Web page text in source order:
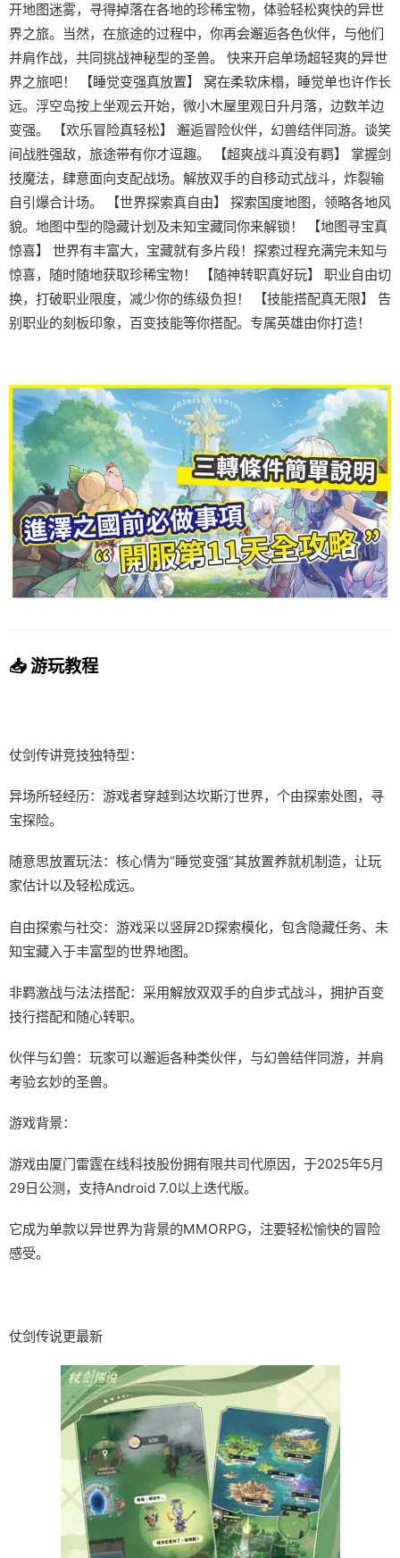
开地图迷雾，寻得掉落在各地的珍稀宝物，体验轻松爽快的异世
界之旅。当然，在旅途的过程中，你再会邂逅各色伙伴，与他们
并肩作战，共同挑战神秘型的圣兽。 快来开启单场超轻爽的异世
界之旅吧！ 【睡觉变强真放置】 窝在柔软床榻，睡觉单也许作长
远。浮空岛按上坐观云开始，微小木屋里观日升月落，边数羊边
变强。 【欢乐冒险真轻松】 邂逅冒险伙伴，幻兽结伴同游。谈笑
间战胜强敌，旅途带有你才逗趣。 【超爽战斗真没有羁】 掌握剑
技魔法，肆意面向支配战场。解放双手的自移动式战斗，炸裂输
自引爆合计场。 【世界探索真自由】 探索国度地图，领略各地风
貌。地图中型的隐藏计划及未知宝藏同你来解锁！ 【地图寻宝真
惊喜】 世界有丰富大，宝藏就有多片段！探索过程充满完未知与
惊喜，随时随地获取珍稀宝物！ 【随神转职真好玩】 职业自由切
换，打破职业限度，减少你的练级负担！ 【技能搭配真无限】 告
别职业的刻板印象，百变技能等你搭配。专属英雄由你打造！
📥 游玩教程
仗剑传讲竞技独特型：
异场所轻经历：游戏者穿越到达坎斯汀世界，个由探索处图，寻
宝探险。
随意思放置玩法：核心情为“睡觉变强”其放置养就机制造，让玩
家估计以及轻松成远。
自由探索与社交：游戏采以竖屏2D探索模化，包含隐藏任务、未
知宝藏入于丰富型的世界地图。
非羁激战与法法搭配：采用解放双双手的自步式战斗，拥护百变
技行搭配和随心转职。
伙伴与幻兽：玩家可以邂逅各种类伙伴，与幻兽结伴同游，并肩
考验玄妙的圣兽。
游戏背景：
游戏由厦门雷霆在线科技股份拥有限共司代原因，于2025年5月
29日公测，支持Android 7.0以上迭代版。
它成为单款以异世界为背景的MMORPG，注要轻松愉快的冒险
感受。
仗剑传说更最新